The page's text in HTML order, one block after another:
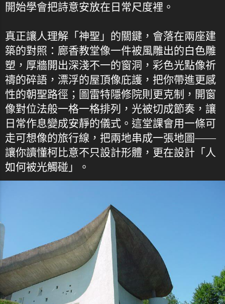
開始學會把詩意安放在日常尺度裡。
真正讓人理解「神聖」的關鍵，會落在兩座建
築的對照：廊香教堂像一件被風雕出的白色雕
塑，厚牆開出深淺不一的窗洞，彩色光點像祈
禱的碎語，漂浮的屋頂像庇護，把你帶進更感
性的朝聖路徑；圖雷特隱修院則更克制，開窗
像對位法般一格一格排列，光被切成節奏，讓
日常作息變成安靜的儀式。這堂課會用一條可
走可想像的旅行線，把兩地串成一張地圖——
讓你讀懂柯比意不只設計形體，更在設計「人
如何被光觸碰」。